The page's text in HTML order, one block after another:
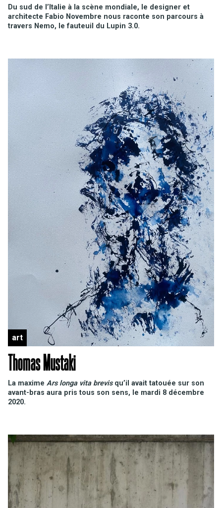
Du sud de l’Italie à la scène mondiale, le designer et
architecte Fabio Novembre nous raconte son parcours à
travers Nemo, le fauteuil du Lupin 3.0.
art
Thomas Mustaki
La maxime Ars longa vita brevisqu’il avait tatouée sur son
avant-bras aura pris tous son sens, le mardi 8 décembre
2020.